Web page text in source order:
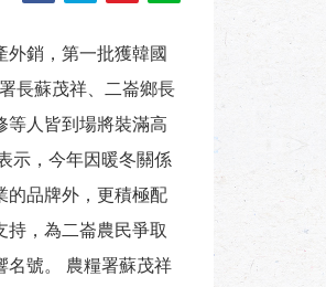
外銷，第一批獲韓國
長蘇茂祥、二崙鄉長
等人皆到場將裝滿高
示，今年因暖冬關係
的品牌外，更積極配
持，為二崙農民爭取
名號。 農糧署蘇茂祥